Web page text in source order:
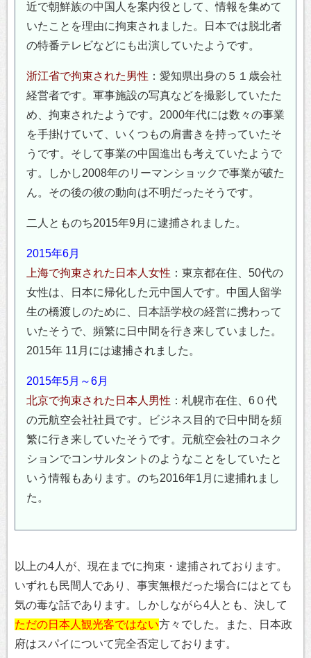
近で朝鮮族の中国人を案内役として、情報を集めて
いたことを理由に拘束されました。日本では脱北者
の特番テレビなどにも出演していたようです。
浙江省で拘束された男性 ：愛知県出身の５１歳会社
経営者です。軍事施設の写真などを撮影していたた
め、拘束されたようです。2000年代には数々の事業
を手掛けていて、いくつもの肩書きを持っていたそ
うです。そして事業の中国進出も考えていたようで
す。しかし2008年のリーマンショックで事業が破た
ん。その後の彼の動向は不明だったそうです。
二人とものち2015年9月に逮捕されました。
2015年6月
上海で拘束された日本人女性 ：東京都在住、50代の
女性は、日本に帰化した元中国人です。中国人留学
生の橋渡しのために、日本語学校の経営に携わって
いたそうで、頻繁に日中間を行き来していました。
2015年 11月には逮捕されました。
2015年5月～6月
北京で拘束された日本人男性 ：札幌市在住、6０代
の元航空会社社員です。ビジネス目的で日中間を頻
繁に行き来していたそうです。元航空会社のコネク
ションでコンサルタントのようなことをしていたと
いう情報もあります。のち2016年1月に逮捕れまし
た。
以上の4人が、現在までに拘束・逮捕されております。
いずれも民間人であり、事実無根だった場合にはとても
気の毒な話であります。しかしながら4人とも、決して
ただの日本人観光客ではない方々でした。また、日本政
府はスパイについて完全否定しております。